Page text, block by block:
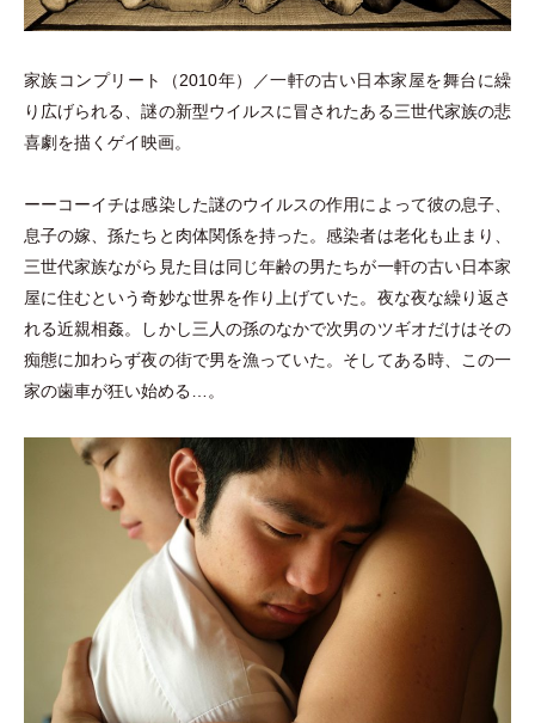
家族コンプリート （2010年）
／一軒の古い日本家屋を舞台に繰
り広げられる、謎の新型ウイルスに冒されたある三世代家族の悲
喜劇を描くゲイ映画。
ーーコーイチは感染した謎のウイルスの作用によって彼の息子、
息子の嫁、孫たちと肉体関係を持った。感染者は老化も止まり、
三世代家族ながら見た目は同じ年齢の男たちが一軒の古い日本家
屋に住むという奇妙な世界を作り上げていた。夜な夜な繰り返さ
れる近親相姦。しかし三人の孫のなかで次男のツギオだけはその
痴態に加わらず夜の街で男を漁っていた。そしてある時、この一
家の歯車が狂い始める…。